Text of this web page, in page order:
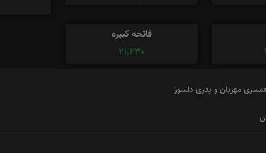
فاتحه کبیره
21,230
مهربان و پدری دلسوز